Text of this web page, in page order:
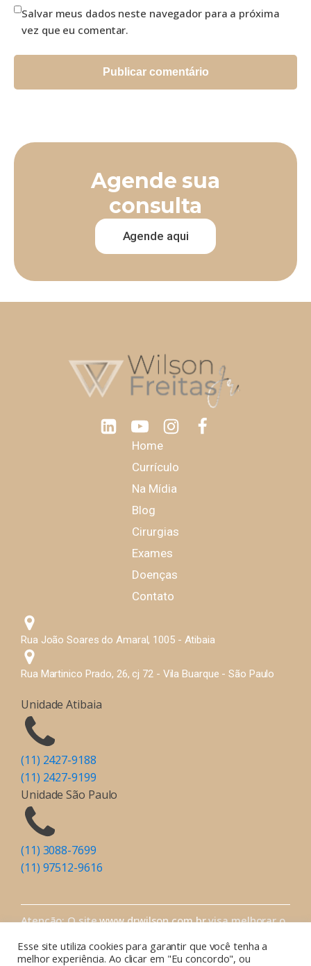
Salvar meus dados neste navegador para a próxima
vez que eu comentar.
Agende sua
consulta
Agende aqui
Home
Currículo
Na Mídia
Blog
Cirurgias
Exames
Doenças
Contato
Rua João Soares do Amaral, 1005 - Atibaia
Rua Martinico Prado, 26, cj 72 - Vila Buarque - São Paulo
Unidade Atibaia
(11) 2427-9188
(11) 2427-9199
Unidade São Paulo
(11) 3088-7699
(11) 97512-9616
Atenção: O sitewww.drwilson.com.brvisa melhorar o
sobre sua saúde.
Esse site utiliza cookies para garantir que você tenha a
melhor experiência. Ao clicar em "Eu concordo", ou